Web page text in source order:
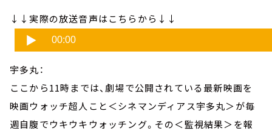
↓↓実際の放送音声はこちらから↓↓
宇多丸：
ここから11時までは、劇場で公開されている最新映画を
映画ウォッチ超人こと＜シネマンディアス宇多丸＞が毎
週自腹でウキウキウォッチング。その＜監視結果＞を報